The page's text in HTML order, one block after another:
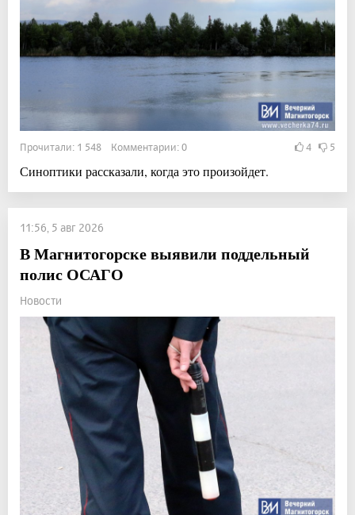
Прочитали: 1 548 Комментарии: 0 4 5
Синоптики рассказали, когда это произойдет.
11:56, 5 авг 2026
В Магнитогорске выявили поддельный
полис ОСАГО
Новости